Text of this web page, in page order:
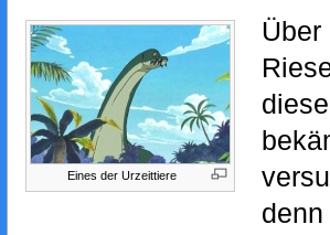
Eines der Urzeittiere